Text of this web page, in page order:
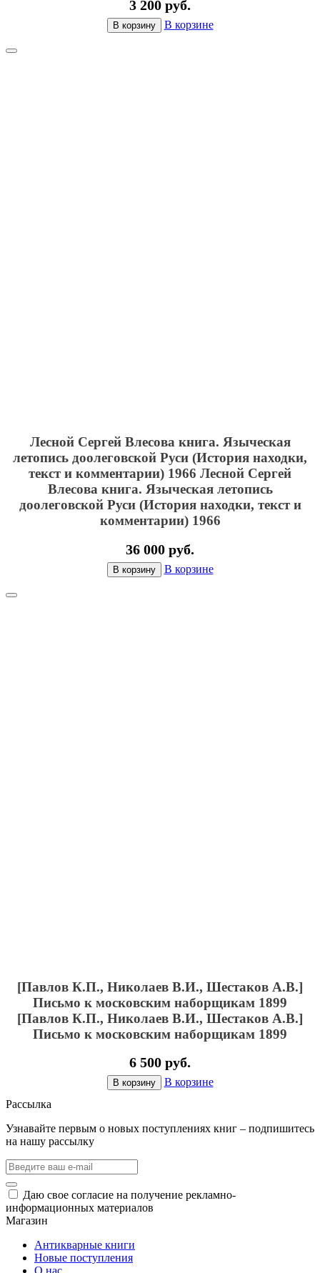
3 200 руб.
В корзину В корзине
Лесной Сергей Влесова книга. Языческая
летопись доолеговской Руси (История находки,
текст и комментарии) 1966 Лесной Сергей
Влесова книга. Языческая летопись
доолеговской Руси (История находки, текст и
комментарии) 1966
36 000 руб.
В корзину В корзине
[Павлов К.П., Николаев В.И., Шестаков А.В.]
Письмо к московским наборщикам 1899
[Павлов К.П., Николаев В.И., Шестаков А.В.]
Письмо к московским наборщикам 1899
6 500 руб.
В корзину
В корзине
Рассылка
Узнавайте первым о новых поступлениях книг – подпишитесь
на нашу рассылку
Даю свое согласие на получение рекламно-
информационных материалов
Магазин
Антикварные книги
Новые поступления